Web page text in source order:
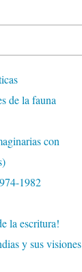
de la fauna
con
1982
la escritura!
y sus visiones